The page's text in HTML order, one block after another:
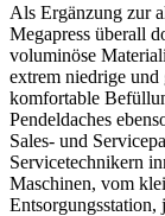
Als Ergänzung zur
Megapress überall
voluminöse
extrem niedrige
komfortable
Pendeldaches
Sales- und
Servicetechnikern
Maschinen, vom
Entsorgungsstation,